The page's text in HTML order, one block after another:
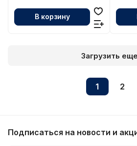
В корзину
Загрузить еще
1 2
Подписаться на новости и